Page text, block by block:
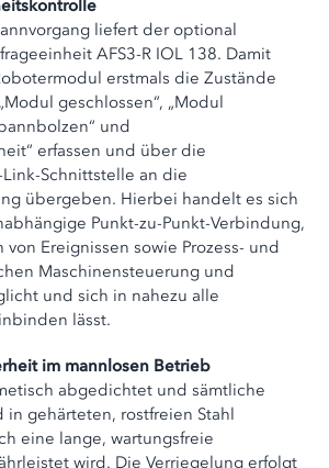
liefert der optional
AFS3-R IOL 138. Damit
erstmals die Zustände
geschlossen“, „Modul
und
erfassen und über die
Schnittstelle an die
übergeben. Hierbei handelt es sich
Punkt-zu-Punkt-Verbindung,
Ereignissen sowie Prozess- und
Maschinensteuerung und
und sich in nahezu alle
lässt.
im mannlosen Betrieb
abgedichtet und sämtliche
in gehärteten, rostfreien Stahl
eine lange, wartungsfreie
wird. Die Verriegelung erfolgt